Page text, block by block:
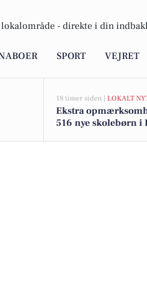
lokalområde - direkte i din
SPORT VEJRET
18 timer siden | LOKALT
Ekstra
516 nye skolebørn i